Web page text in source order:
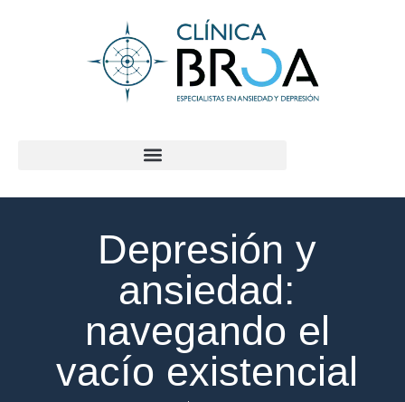
Depresión y
ansiedad:
navegando el
vacío existencial